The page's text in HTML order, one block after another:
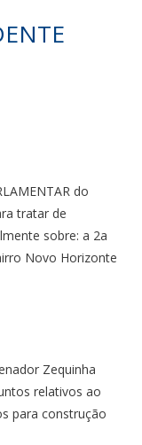
do
tratar de
sobre: a 2a
Novo Horizonte
Zequinha
relativos ao
para construção